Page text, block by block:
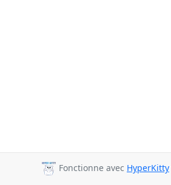
Fonctionne avec HyperKitty